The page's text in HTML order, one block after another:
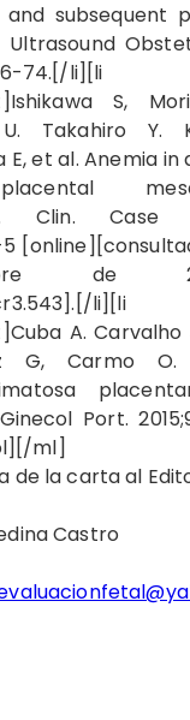
and subsequent
Ultrasound
74.[/li][li
S,
Takahiro Y.
E, et al. Anemia
Clin. Case
de
li][li
A. Carvalho
G, Carmo O.
Port.
ml]
de la carta al
Castro